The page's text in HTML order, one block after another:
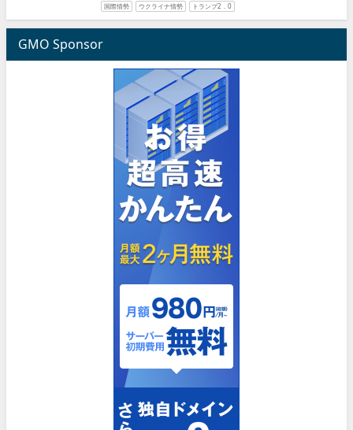
国際情勢 ウクライナ情勢 トランプ2．0
GMO Sponsor